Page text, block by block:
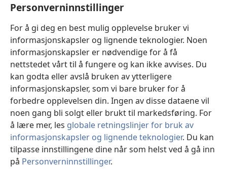
Personverninnstillinger
For å gi deg en best mulig opplevelse bruker vi
informasjonskapsler og lignende teknologier. Noen
informasjonskapsler er nødvendige for å få
nettstedet vårt til å fungere og kan ikke avvises. Du
kan godta eller avslå bruken av ytterligere
informasjonskapsler, som vi bare bruker for å
forbedre opplevelsen din. Ingen av disse dataene vil
noen gang bli solgt eller brukt til markedsføring. For
å lære mer, les globale retningslinjer for bruk av
informasjonskapsler og lignende teknologier. Du kan
tilpasse innstillingene dine når som helst ved å gå inn
på Personverninnstillinger.
Bidrag
(åpner
nytt
vindu)Watchtower ONLINE LIBRARY™
(åpner
nytt
vindu) JW Hub
(åpner
nytt
vindu)JW Library ®
Watchtower Library
Copyright© 2026 Watch Tower Bible and Tract Society of Pennsylvania.